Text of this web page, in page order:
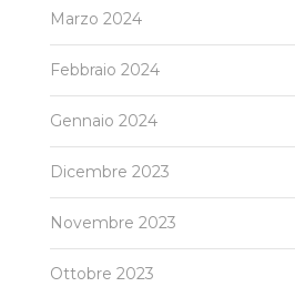
Marzo 2024
Febbraio 2024
Gennaio 2024
Dicembre 2023
Novembre 2023
Ottobre 2023